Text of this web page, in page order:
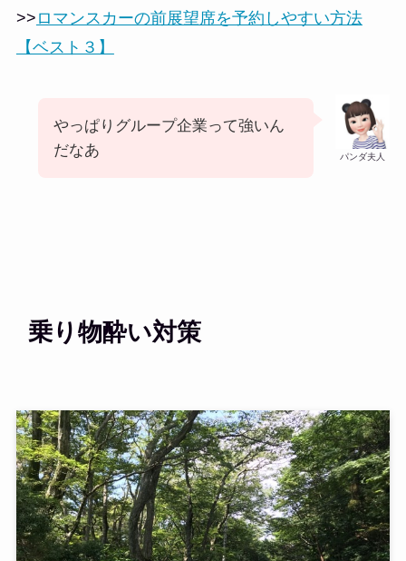
>> ロマンスカーの前展望席を予約しやすい方法
【ベスト３】
パンダ夫人
やっぱりグループ企業って強いん
だなあ
乗り物酔い対策